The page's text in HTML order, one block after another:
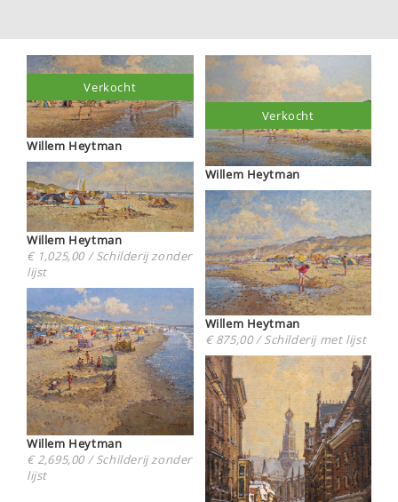
Willem Heytman
Verkocht
Willem Heytman
€ 1,025,00 / Schilderij zonder
lijst
Willem Heytman
€ 2,695,00 / Schilderij zonder
lijst
Willem Heytman
Verkocht
Willem Heytman
€ 875,00 / Schilderij met lijst